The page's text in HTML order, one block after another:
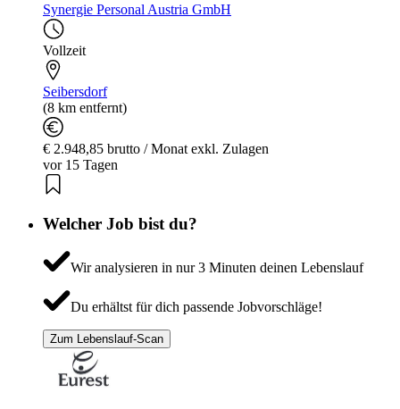
Synergie Personal Austria GmbH
Vollzeit
Seibersdorf
(8 km entfernt)
€ 2.948,85 brutto / Monat exkl. Zulagen
vor 15 Tagen
Welcher Job bist du?
Wir analysieren in nur 3 Minuten deinen Lebenslauf
Du erhältst für dich passende Jobvorschläge!
Zum Lebenslauf-Scan